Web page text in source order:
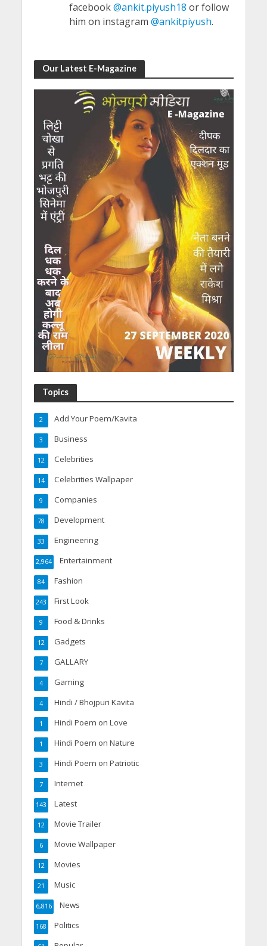
facebook@ankit.piyush18 or follow
him on instagram @ankitpiyush.
Our Latest E-Magazine
Topics
Add Your Poem/Kavita
2
Business
3
Celebrities
12
Celebrities Wallpaper
14
Companies
9
Development
78
Engineering
33
Entertainment
2,964
Fashion
84
First Look
243
Food & Drinks
9
Gadgets
12
GALLARY
7
Gaming
4
Hindi / Bhojpuri Kavita
4
Hindi Poem on Love
1
Hindi Poem on Nature
1
Hindi Poem on Patriotic
3
Internet
7
Latest
143
Movie Trailer
12
Movie Wallpaper
6
Movies
12
Music
21
News
6,816
Politics
168